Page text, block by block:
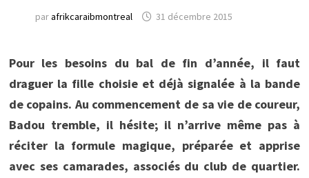
parafrikcaraibmontreal 31 décembre 2015
Pour les besoins du bal de fin d’année, il faut
draguer la fille choisie et déjà signalée à la bande
de copains. Au commencement de sa vie de coureur,
Badou tremble, il hésite; il n’arrive même pas à
réciter la formule magique, préparée et apprise
avec ses camarades, associés du club de quartier.